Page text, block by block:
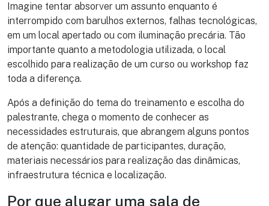
Imagine tentar absorver um assunto enquanto é
interrompido com barulhos externos, falhas tecnológicas,
em um local apertado ou com iluminação precária. Tão
importante quanto a metodologia utilizada, o local
escolhido para realização de um curso ou workshop faz
toda a diferença.
Após a definição do tema do treinamento e escolha do
palestrante, chega o momento de conhecer as
necessidades estruturais, que abrangem alguns pontos
de atenção: quantidade de participantes, duração,
materiais necessários para realização das dinâmicas,
infraestrutura técnica e localização.
Por que alugar uma sala de